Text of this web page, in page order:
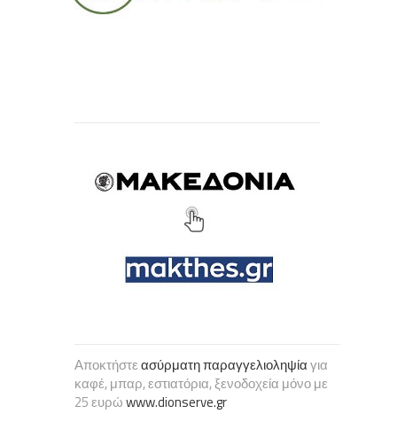
Αποκτήστεασύρματη παραγγελιοληψίαγια
καφέ, μπαρ, εστιατόρια, ξενοδοχεία μόνο με
25 ευρώwww.dionserve.gr